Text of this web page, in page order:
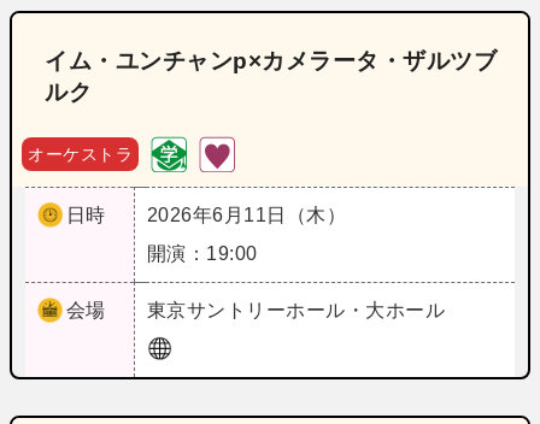
イム・ユンチャンp×カメラータ・ザルツブ
ルク
オーケストラ
日時
2026年6月11日（木）
開演：19:00
会場 東京サントリーホール・大ホール